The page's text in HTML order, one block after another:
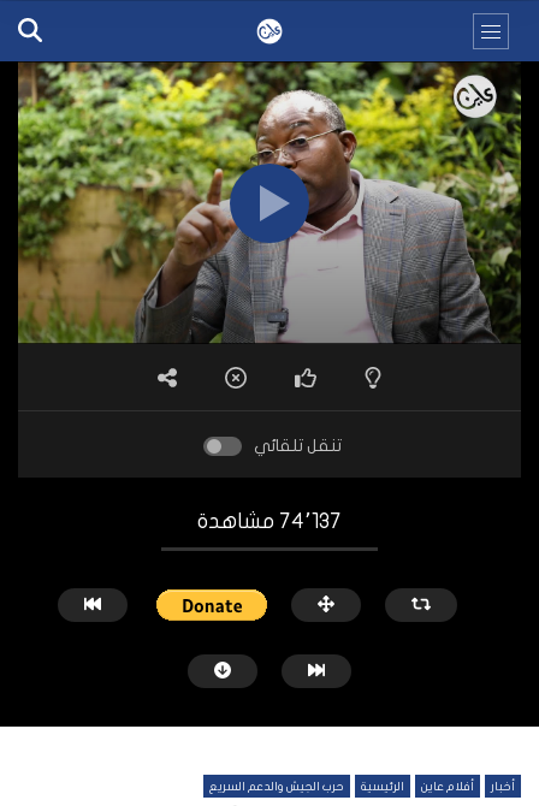
تنقل تلقائي
74٬137 مشاهدة
أخبار أفلام عاين الرئيسية حرب الجيش والدعم السريع